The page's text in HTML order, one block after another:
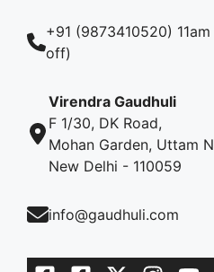
+91 (9873410520)
off)
Virendra Gaudhuli
F 1/30, DK Road,
Mohan Garden, Uttam
New Delhi - 110059
info@gaudhuli.com